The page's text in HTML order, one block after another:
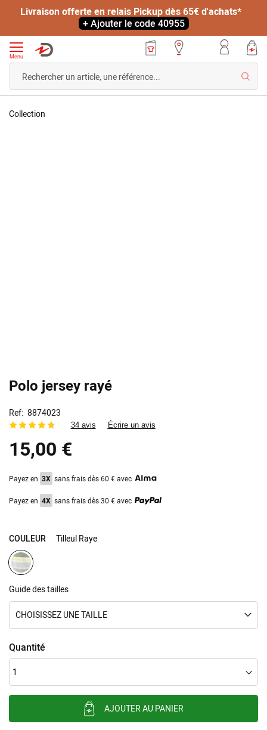
Livraison offerte en relais Pickup dès 65€ d'achats*
+ Ajouter le code 40955
Menu
Accueil
Collection
Polo jersey rayé
Ref 8874023
34 avis Écrire un avis
15,00 €
Payez en 3X sans frais dès 60 € avec
Payez en 4X sans frais dès 30 € avec
COULEUR Tilleul Raye
Guide des tailles
CHOISISSEZ UNE TAILLE
Quantité
AJOUTER AU PANIER